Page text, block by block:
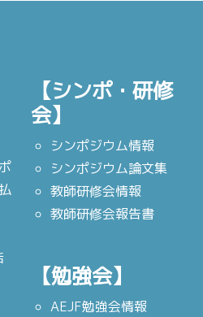
【シンポ・研修
会】
シンポジウム情報
シンポジウム論文集
教師研修会情報
教師研修会報告書
【勉強会】
AEJF勉強会情報